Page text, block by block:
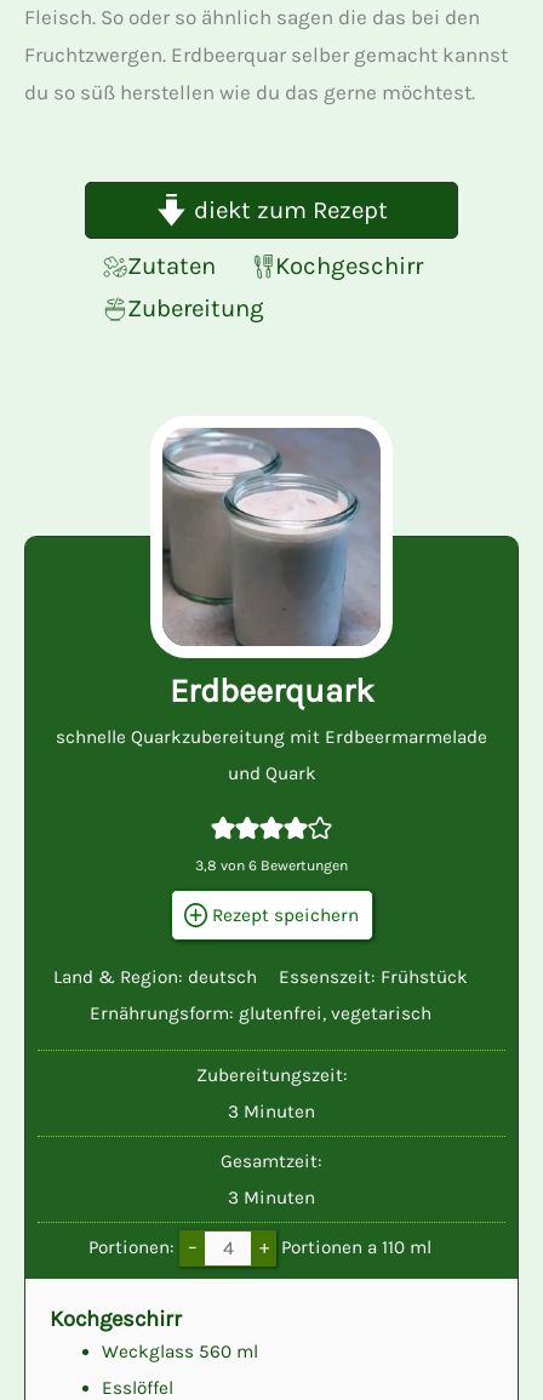
Fleisch. So oder so ähnlich sagen die das bei den
Fruchtzwergen. Erdbeerquar selber gemacht kannst
du so süß herstellen wie du das gerne möchtest.
diekt zum Rezept
Zutaten
Kochgeschirr
Zubereitung
Erdbeerquark
schnelle Quarkzubereitung mit Erdbeermarmelade
und Quark
3,8 von 6 Bewertungen
Rezept speichern
Land & Region: deutsch Essenszeit: Frühstück
Ernährungsform: glutenfrei, vegetarisch
Zubereitungszeit:
3 Minuten
Minuten
Gesamtzeit:
3 Minuten
Minuten
Portionen: – + Portionen a 110 ml
Kochgeschirr
Weckglass 560 ml
Esslöffel